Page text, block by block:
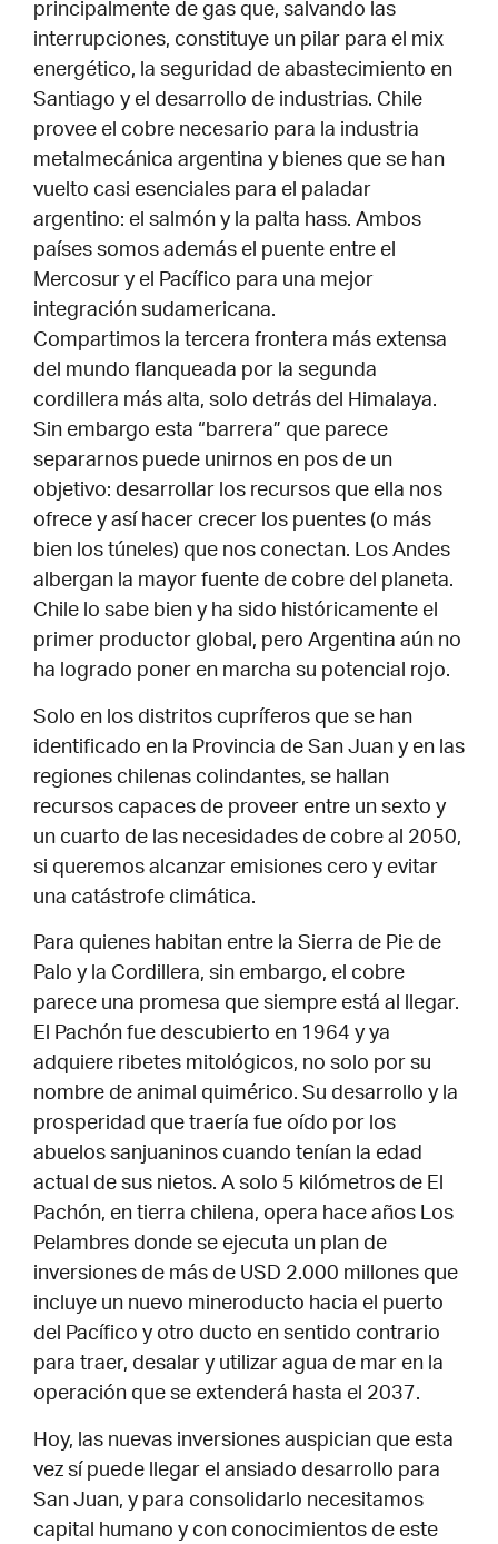
principalmente de gas que, salvando las
interrupciones, constituye un pilar para el mix
energético, la seguridad de abastecimiento en
Santiago y el desarrollo de industrias. Chile
provee el cobre necesario para la industria
metalmecánica argentina y bienes que se han
vuelto casi esenciales para el paladar
argentino: el salmón y la palta hass. Ambos
países somos además el puente entre el
Mercosur y el Pacífico para una mejor
integración sudamericana.
Compartimos la tercera frontera más extensa
del mundo flanqueada por la segunda
cordillera más alta, solo detrás del Himalaya.
Sin embargo esta “barrera” que parece
separarnos puede unirnos en pos de un
objetivo: desarrollar los recursos que ella nos
ofrece y así hacer crecer los puentes (o más
bien los túneles) que nos conectan. Los Andes
albergan la mayor fuente de cobre del planeta.
Chile lo sabe bien y ha sido históricamente el
primer productor global, pero Argentina aún no
ha logrado poner en marcha su potencial rojo.
Solo en los distritos cupríferos que se han
identificado en la Provincia de San Juan y en las
regiones chilenas colindantes, se hallan
recursos capaces de proveer entre un sexto y
un cuarto de las necesidades de cobre al 2050,
si queremos alcanzar emisiones cero y evitar
una catástrofe climática.
Para quienes habitan entre la Sierra de Pie de
Palo y la Cordillera, sin embargo, el cobre
parece una promesa que siempre está al llegar.
El Pachón fue descubierto en 1964 y ya
adquiere ribetes mitológicos, no solo por su
nombre de animal quimérico. Su desarrollo y la
prosperidad que traería fue oído por los
abuelos sanjuaninos cuando tenían la edad
actual de sus nietos. A solo 5 kilómetros de El
Pachón, en tierra chilena, opera hace años Los
Pelambres donde se ejecuta un plan de
inversiones de más de USD 2.000 millones que
incluye un nuevo mineroducto hacia el puerto
del Pacífico y otro ducto en sentido contrario
para traer, desalar y utilizar agua de mar en la
operación que se extenderá hasta el 2037.
Hoy, las nuevas inversiones auspician que esta
vez sí puede llegar el ansiado desarrollo para
San Juan, y para consolidarlo necesitamos
capital humano y con conocimientos de este